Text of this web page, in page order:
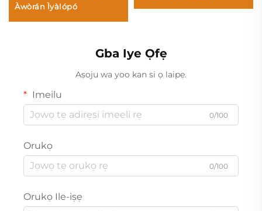
Àwòrán Ìyàlópó
Gba Iye Ọfẹ
Aṣoju wa yoo kan si ọ laipẹ.
Imeilu
0/100
Orukọ
0/100
Orukọ Ile-iṣẹ